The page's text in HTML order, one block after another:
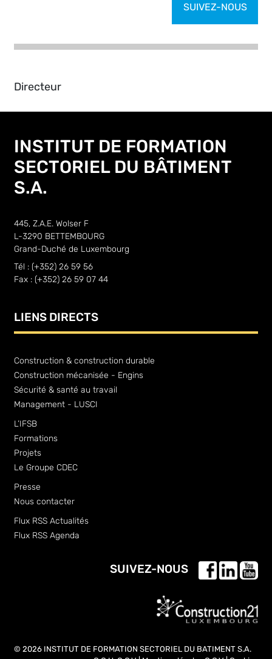
SUIVEZ-NOUS
Directeur
INSTITUT DE FORMATION
SECTORIEL DU BÂTIMENT
S.A.
445, Z.A.E. Wolser F
L-3290 BETTEMBOURG
Grand-Duché de Luxembourg
Tél : (+352) 26 59 56
Fax : (+352) 26 59 07 44
LIENS DIRECTS
Construction & construction durable
Construction mécanisée - Engins
Sécurité & santé au travail
Management - LUSCI
L’IFSB
Formations
Projets
Le Groupe CDEC
Presse
Nous contacter
Flux RSS Actualités
Flux RSS Agenda
SUIVEZ-NOUS
© 2026 INSTITUT DE FORMATION SECTORIEL DU BATIMENT S.A.